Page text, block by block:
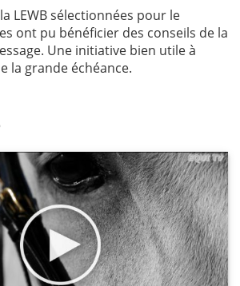
LEWB sélectionnées pour le
ont pu bénéficier des conseils de la
Une initiative bien utile à
la grande échéance.